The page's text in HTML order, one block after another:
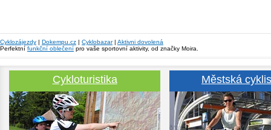
Cyklozájezdy | Dokempu.cz | Cyklobazar| Aktivni dovolená
Perfektní funkční oblečení pro vaše sportovní aktivity, od značky Moira.
Cykloturistika Městská